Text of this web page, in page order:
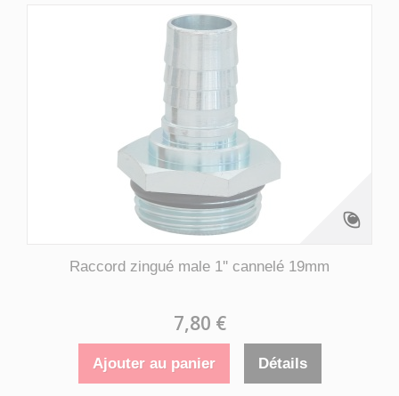
Raccord zingué male 1'' cannelé 19mm
7,80 €
Ajouter au panier Détails